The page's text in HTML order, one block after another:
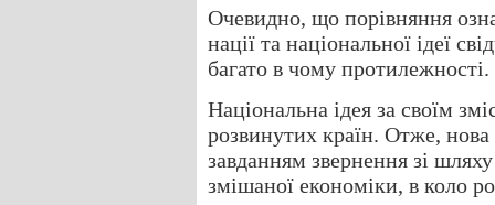
Очевидно, що порівняння
нації та національної ідеї
багато в чому протилежності.
Національна ідея за своїм
розвинутих країн. Отже,
завданням звернення зі
змішаної економіки, в коло